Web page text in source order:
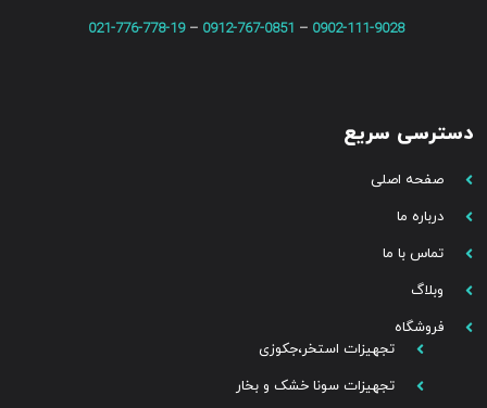
0902-111-9028
–
0912-767-0851
–
021-776-778-19
دسترسی سریع
صفحه اصلی
درباره ما
تماس با ما
وبلاگ
فروشگاه
تجهیزات استخر،جکوزی
تجهیزات سونا خشک و بخار